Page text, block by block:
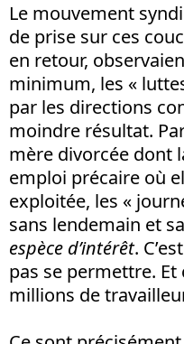
Le mouvement
de prise sur ces
en retour,
minimum, les «
par les directions
moindre résultat.
mère divorcée dont
emploi précaire où
exploitée, les «
sans lendemain et
espèce d’intérêt.
pas se permettre.
millions de